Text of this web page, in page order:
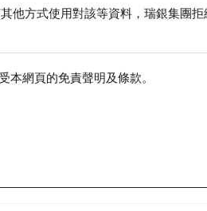
他方式使用對該等資料，瑞銀集團
本網頁的免責聲明及條款。